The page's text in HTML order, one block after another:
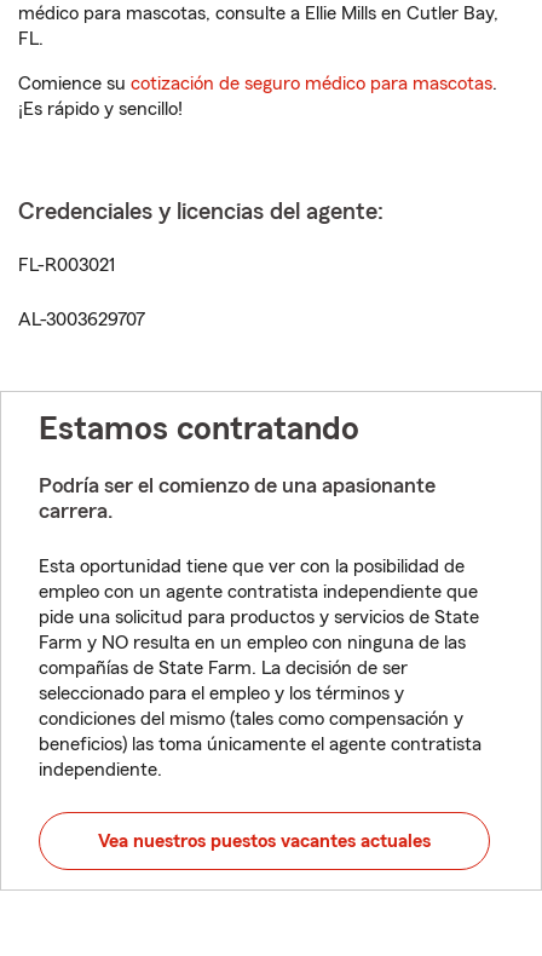
médico para mascotas, consulte a Ellie Mills en Cutler Bay,
FL.
Comience su cotización de seguro médico para mascotas.
¡Es rápido y sencillo!
Credenciales y licencias del agente:
FL-R003021
AL-3003629707
Estamos contratando
Podría ser el comienzo de una apasionante
carrera.
Esta oportunidad tiene que ver con la posibilidad de
empleo con un agente contratista independiente que
pide una solicitud para productos y servicios de State
Farm y NO resulta en un empleo con ninguna de las
compañías de State Farm. La decisión de ser
seleccionado para el empleo y los términos y
condiciones del mismo (tales como compensación y
beneficios) las toma únicamente el agente contratista
independiente.
Vea nuestros puestos vacantes actuales